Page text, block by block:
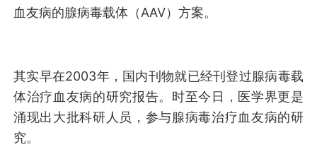
血友病的腺病毒载体（AAV）方案。
其实早在2003年，国内刊物就已经刊登过腺病毒载
体治疗血友病的研究报告。时至今日，医学界更是
涌现出大批科研人员，参与腺病毒治疗血友病的研
究。